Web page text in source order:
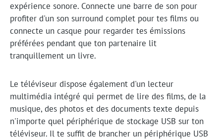
expérience sonore. Connecte une barre de son pour
profiter d'un son surround complet pour tes films ou
connecte un casque pour regarder tes émissions
préférées pendant que ton partenaire lit
tranquillement un livre.
Le téléviseur dispose également d'un lecteur
multimédia intégré qui permet de lire des films, de la
musique, des photos et des documents texte depuis
n'importe quel périphérique de stockage USB sur ton
téléviseur. Il te suffit de brancher un périphérique USB